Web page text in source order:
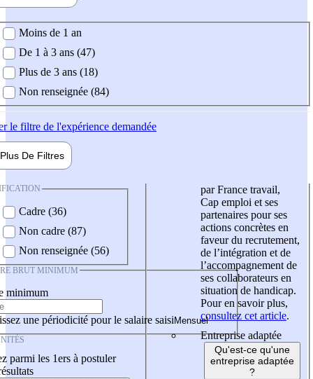
demandée
Moins de 1 an
De 1 à 3 ans (47)
Plus de 3 ans (18)
Non renseignée (84)
le filtre de l'expérience demandée
Plus De Filtres
Cadre (36)
Non cadre (87)
Non renseignée (56)
BRUT MINIMUM
minimum
une périodicité pour le salaire saisi
parmi les 1ers à postuler
par France travail,
Cap emploi et ses
partenaires pour ses
actions concrètes en
faveur du recrutement,
de l’intégration et de
l’accompagnement de
ses collaborateurs en
situation de handicap.
Pour en savoir plus,
consultez cet article.
Entreprise adaptée
Qu'est-ce qu'une
entreprise adaptée
?